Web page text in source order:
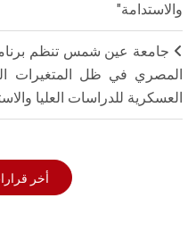
والاستدامة"
جامعة عين شمس تنظم
المصري في ظل المتغيرات
العسكرية للدراسات العليا
أخر